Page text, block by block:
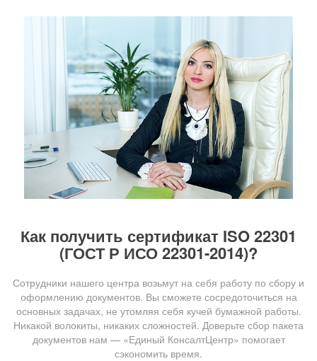
Как получить сертификат ISO 22301
(ГОСТ Р ИСО 22301-2014)?
Сотрудники нашего центра возьмут на себя работу по сбору и
оформлению документов. Вы сможете сосредоточиться на
основных задачах, не утомляя себя кучей бумажной работы.
Никакой волокиты, никаких сложностей. Доверьте сбор пакета
документов нам — «Единый КонсалтЦентр» помогает
сэкономить время.